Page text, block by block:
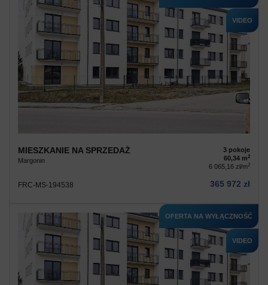
VIDEO
MIESZKANIE NA SPRZEDAŻ
Margonin
3 pokoje
60,34 m2
6 065,16 zł/m2
FRC-MS-194538 365 972 zł
OFERTA NA WYŁĄCZNOŚĆ
VIDEO